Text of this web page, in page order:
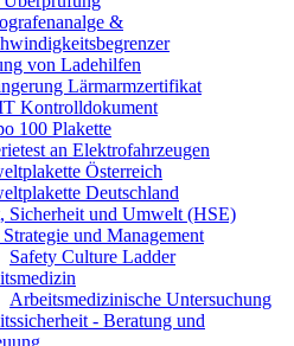
&
von Ladehilfen
Lärmarmzertifikat
Kontrolldokument
100 Plakette
an Elektrofahrzeugen
Österreich
Deutschland
Sicherheit und Umwelt (HSE)
und Management
Safety Culture Ladder
Arbeitsmedizinische Untersuchung
- Beratung und